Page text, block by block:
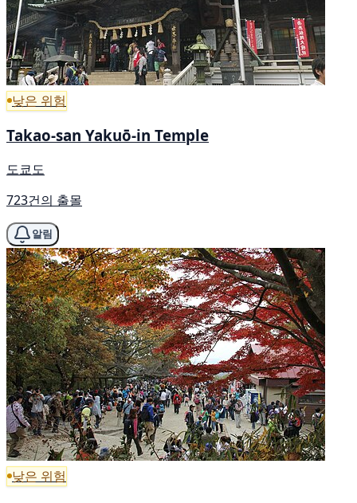
낮은 위험
Takao-san Yakuō-in Temple
도쿄도
723건의 출몰
알림
낮은 위험